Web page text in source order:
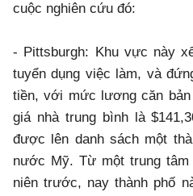
cuộc nghiên cứu đó:
- Pittsburgh: Khu vực này
tuyển dụng việc làm, và
tiền, với mức lương căn
giá nhà trung bình là
được lên danh sách một
nước Mỹ. Từ một trung tâm
niên trước, nay thành phố